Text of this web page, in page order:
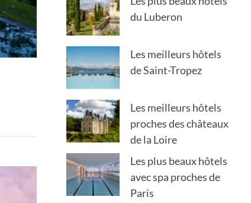
du Luberon
Les meilleurs hôtels
de Saint-Tropez
Les meilleurs hôtels
proches des châteaux
de la Loire
Les plus beaux hôtels
avec spa proches de
Paris